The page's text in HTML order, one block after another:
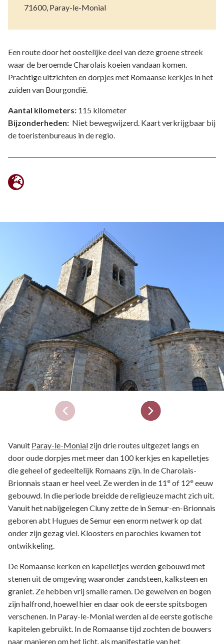
71600, Paray-le-Monial
Een route door het oostelijke deel van deze groene streek
waar de beroemde Charolais koeien vandaan komen.
Prachtige uitzichten en dorpjes met Romaanse kerkjes in het
zuiden van Bourgondië.
Aantal kilometers: 115 kilometer
Bijzonderheden: Niet bewegwijzerd. Kaart verkrijgbaar bij
de toeristenbureaus in de regio.
Vanuit Paray-le-Monial zijn drie routes uitgezet langs en
door oude dorpjes met meer dan 100 kerkjes en kapelletjes
die geheel of gedeeltelijk Romaans zijn. In de Charolais-
Brionnais staan er heel veel. Ze werden in de 11 e of 12e eeuw
gebouwd. In die periode breidde de religieuze macht zich uit.
Vanuit het nabijgelegen Cluny zette de in Semur-en-Brionnais
geboren abt Hugues de Semur een enorm netwerk op dat
onder zijn gezag viel. Kloosters en parochies kwamen tot
ontwikkeling.
De Romaanse kerken en kapelletjes werden gebouwd met
stenen uit de omgeving waaronder zandsteen, kalksteen en
graniet. Ze hebben vrij smalle ramen. De gewelven en bogen
zijn halfrond, hoewel hier en daar ook de eerste spitsbogen
verschenen. In Paray-le-Monial werden al de eerste gotische
kapitelen gebruikt. In de Romaanse tijd zochten de bouwers
naar manieren om het licht, als manifestatie van het